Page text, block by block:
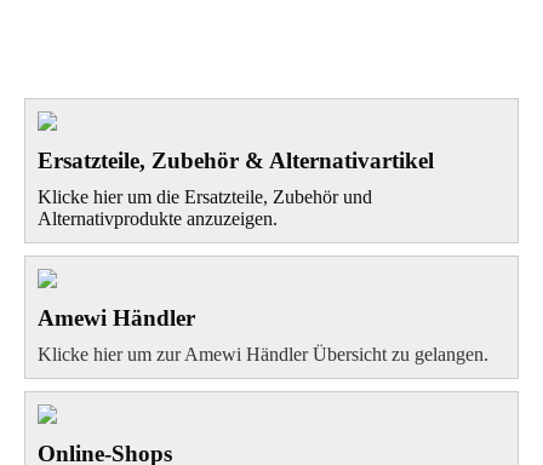
Ersatzteile, Zubehör & Alternativartikel
Klicke hier um die Ersatzteile, Zubehör und
Alternativprodukte anzuzeigen.
Amewi Händler
Klicke hier um zur Amewi Händler Übersicht zu gelangen.
Online-Shops